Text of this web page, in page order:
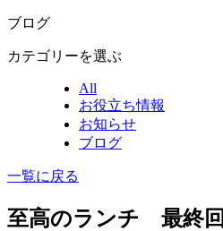
ブログ
カテゴリーを選ぶ
All
お役立ち情報
お知らせ
ブログ
一覧に戻る
至高のランチ 最終回